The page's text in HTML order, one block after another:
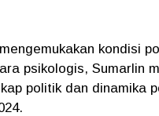
kondisi
psikologis, Sumarlin
politik dan dinamika